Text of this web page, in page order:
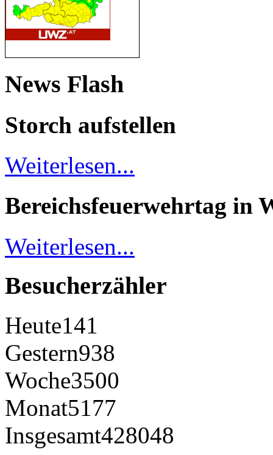
News Flash
Storch aufstellen
Weiterlesen...
Bereichsfeuerwehrtag in
Weiterlesen...
Besucherzähler
Heute141
Gestern938
Woche3500
Monat5177
Insgesamt428048